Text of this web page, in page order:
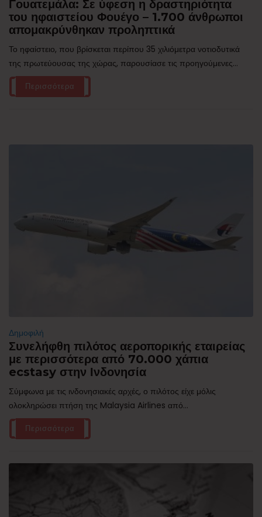
Γουατεμάλα: Σε ύφεση η δραστηριότητα
του ηφαιστείου Φουέγο – 1.700 άνθρωποι
απομακρύνθηκαν προληπτικά
Το ηφαίστειο, που βρίσκεται περίπου 35 χιλιόμετρα νοτιοδυτικά
της πρωτεύουσας της χώρας, παρουσίασε τις προηγούμενες...
Περισσότερα
Δημοφιλή
Συνελήφθη πιλότος αεροπορικής εταιρείας
με περισσότερα από 70.000 χάπια
ecstasy στην Ινδονησία
Σύμφωνα με τις ινδονησιακές αρχές, ο πιλότος είχε μόλις
ολοκληρώσει πτήση της Malaysia Airlines από...
Περισσότερα